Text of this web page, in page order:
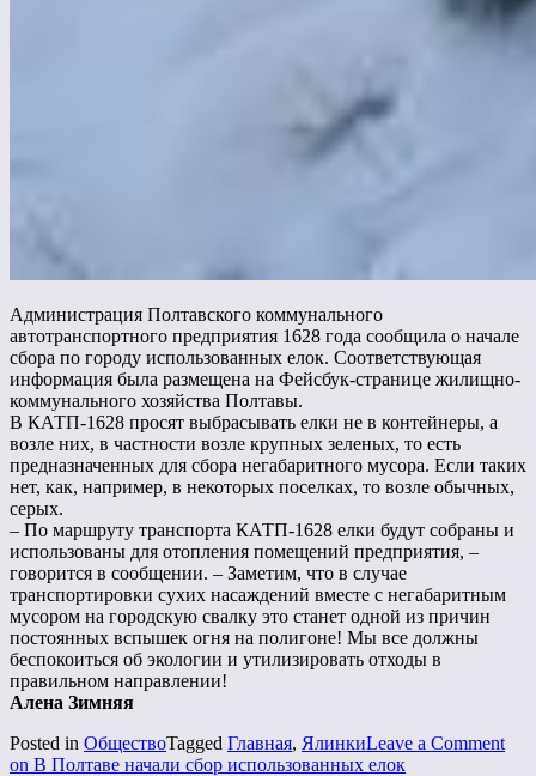
Администрация Полтавского коммунального
автотранспортного предприятия 1628 года сообщила о начале
сбора по городу использованных елок. Соответствующая
информация была размещена на Фейсбук-странице жилищно-
коммунального хозяйства Полтавы.
В КАТП-1628 просят выбрасывать елки не в контейнеры, а
возле них, в частности возле крупных зеленых, то есть
предназначенных для сбора негабаритного мусора. Если таких
нет, как, например, в некоторых поселках, то возле обычных,
серых.
– По маршруту транспорта КАТП-1628 елки будут собраны и
использованы для отопления помещений предприятия, –
говорится в сообщении. – Заметим, что в случае
транспортировки сухих насаждений вместе с негабаритным
мусором на городскую свалку это станет одной из причин
постоянных вспышек огня на полигоне! Мы все должны
беспокоиться об экологии и утилизировать отходы в
правильном направлении!
Алена Зимняя
Posted in ОбществоTagged Главная, ЯлинкиLeave a Comment
on В Полтаве начали сбор использованных елок